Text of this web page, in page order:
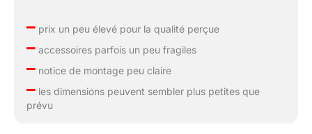
–prix un peu élevé pour la qualité perçue
–accessoires parfois un peu fragiles
–notice de montage peu claire
–les dimensions peuvent sembler plus petites que
prévu